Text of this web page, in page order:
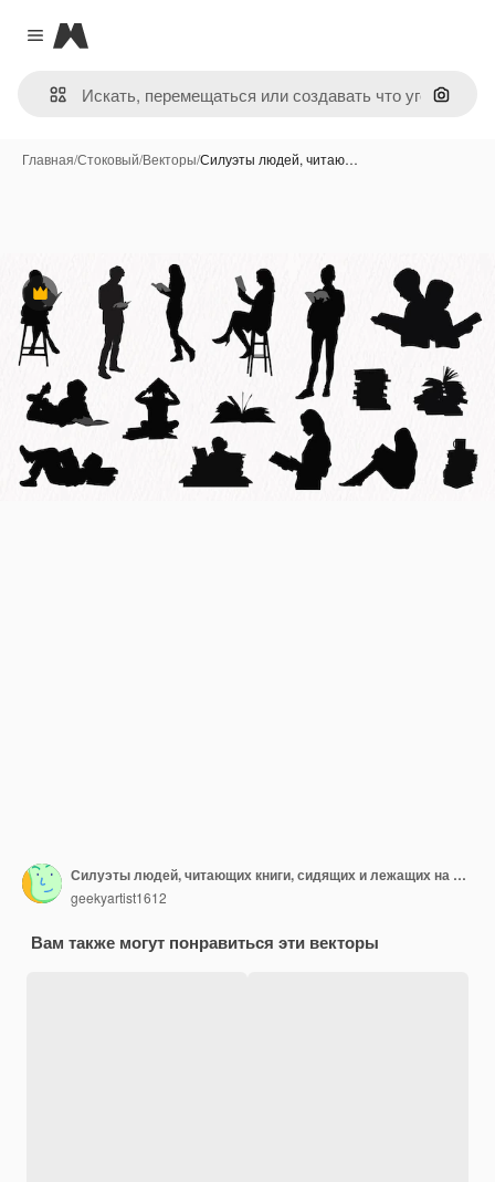
Close menu
Magnific
Поиск
Главная/Стоковый/Векторы/Силуэты людей, читаю…
Премиум
Силуэты людей, читающих книги, сидящих и лежащих на векторной иллюстрации
geekyartist1612
Вам также могут понравиться эти векторы